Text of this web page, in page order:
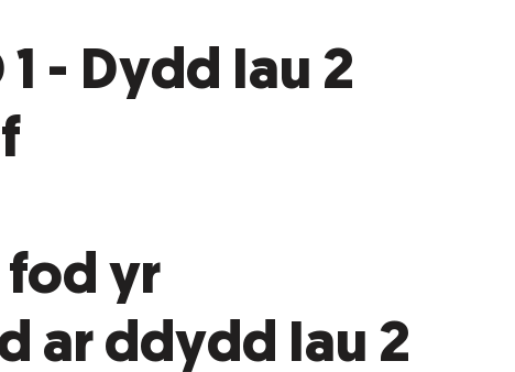
- Dydd Iau 2
fod yr
ar ddydd Iau 2